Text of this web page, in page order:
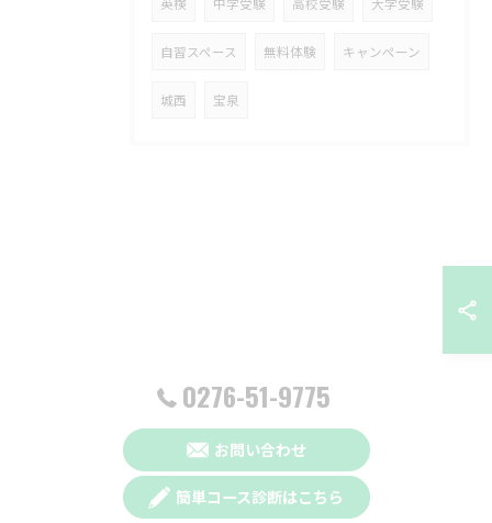
自習スペース 無料体験 キャンペーン
城西 宝泉
0276-51-9775
お問い合わせ
簡単コース診断はこちら